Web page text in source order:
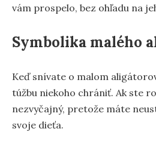
vám prospelo, bez ohľadu na
Symbolika malého
Keď snívate o malom
túžbu niekoho chrániť. Ak ste
nezvyčajný, pretože máte
svoje dieťa.